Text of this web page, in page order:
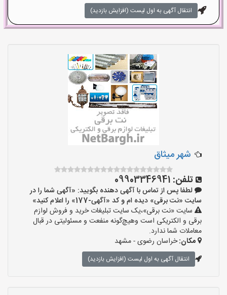
انتقال آگهی به اول لیست (افزایش بازدید)
شهر میثاق
تلفن: 09903346941
لطفا پس از تماس با آگهی دهنده بگویید: «آگهی شما را در
سایت «نت برقی» دیده ام و کد «آگهی-177» را اعلام کنید»
سایت «نت برقی»،یک سایت تبلیغات خرید و فروش لوازم
برقی و الکتریکی است وهیچ‌گونه منفعت و مسئولیتی در قبال
معاملات شما ندارد.
مکان:خراسان رضوی - مشهد
انتقال آگهی به اول لیست (افزایش بازدید)